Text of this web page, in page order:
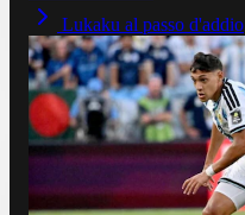
Lukaku al passo d'addio